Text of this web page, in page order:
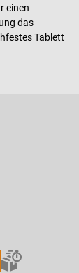
einen
das
Tablett